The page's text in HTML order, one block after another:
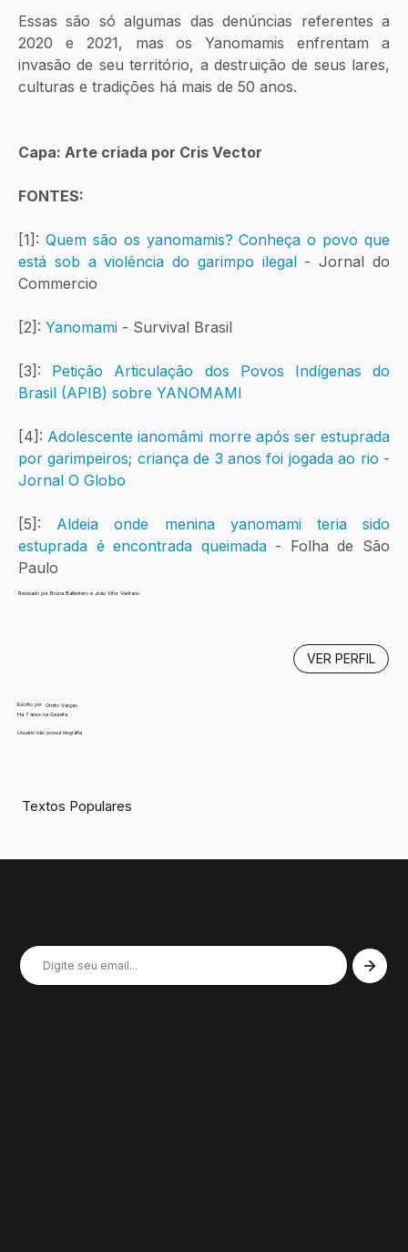
Essas são só algumas das denúncias referentes a
2020 e 2021, mas os Yanomamis enfrentam a
invasão de seu território, a destruição de seus lares,
culturas e tradições há mais de 50 anos.
Capa: Arte criada por Cris Vector
FONTES:
[1]: Quem são os yanomamis? Conheça o povo que
está sob a violência do garimpo ilegal - Jornal do
Commercio
[2]: Yanomami - Survival Brasil
[3]: Petição Articulação dos Povos Indígenas do
Brasil (APIB) sobre YANOMAMI
[4]: Adolescente ianomâmi morre após ser estuprada
por garimpeiros; criança de 3 anos foi jogada ao rio -
Jornal O Globo
[5]: Aldeia onde menina yanomami teria sido
estuprada é encontrada queimada - Folha de São
Paulo
Revisado por Bruna Ballestero e João Vitor Vedrano
Escrito por
Ornito Vargas
Há 7 anos na Gazeta
Usuário não possui biografia
VER PERFIL
Textos Populares